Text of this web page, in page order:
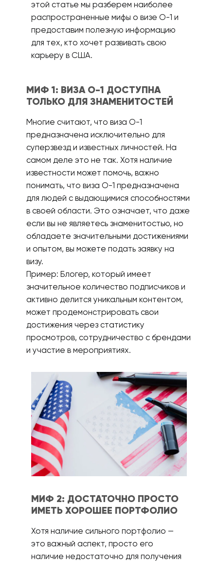
этой статье мы разберем наиболее
распространенные мифы о визе О-1 и
предоставим полезную информацию
для тех, кто хочет развивать свою
карьеру в США.
МИФ 1: ВИЗА О-1 ДОСТУПНА
ТОЛЬКО ДЛЯ ЗНАМЕНИТОСТЕЙ
Многие считают, что виза О-1
предназначена исключительно для
суперзвезд и известных личностей. На
самом деле это не так. Хотя наличие
известности может помочь, важно
понимать, что виза О-1 предназначена
для людей с выдающимися способностями
в своей области. Это означает, что даже
если вы не являетесь знаменитостью, но
обладаете значительными достижениями
и опытом, вы можете подать заявку на
визу.
Пример: Блогер, который имеет
значительное количество подписчиков и
активно делится уникальным контентом,
может продемонстрировать свои
достижения через статистику
просмотров, сотрудничество с брендами
и участие в мероприятиях.
МИФ 2: ДОСТАТОЧНО ПРОСТО
ИМЕТЬ ХОРОШЕЕ ПОРТФОЛИО
Хотя наличие сильного портфолио —
это важный аспект, просто его
наличие недостаточно для получения